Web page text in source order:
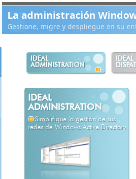
La administración
Gestione, migre y despliegue en su
IDEAL
ADMINISTRATION
IDEAL
IDEAL
ADMINISTRATION
Simplifique la gestión de sus
redes de Windows Active Directory